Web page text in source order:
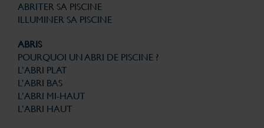
ABRITER SA PISCINE
ILLUMINER SA PISCINE
ABRIS
POURQUOI UN ABRI DE PISCINE ?
L’ABRI PLAT
L’ABRI BAS
L’ABRI MI-HAUT
L’ABRI HAUT